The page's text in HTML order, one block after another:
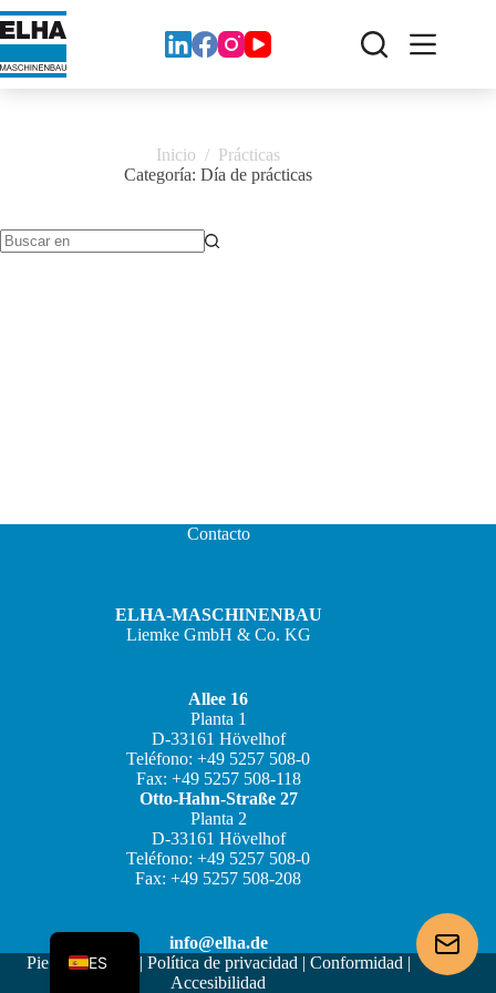
Ir
al
contenido
Inicio / Prácticas
Categoría: Día de prácticas
Contacto
ELHA-MASCHINENBAU
Liemke GmbH & Co. KG
Allee 16
Planta 1
D-33161 Hövelhof
Teléfono: +49 5257 508-0
Fax: +49 5257 508-118
Otto-Hahn-Straße 27
Planta 2
D-33161 Hövelhof
Teléfono: +49 5257 508-0
Fax: +49 5257 508-208
info@elha.de
Pie de imprenta
| Política de privacidad | Conformidad |
Accesibilidad
ES